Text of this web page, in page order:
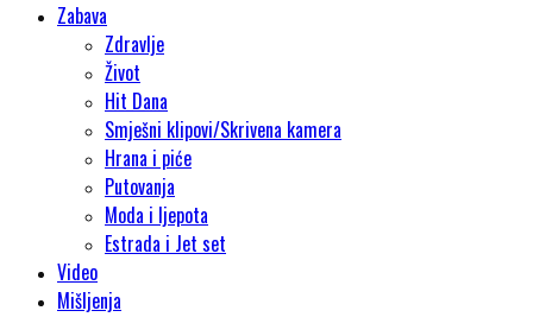
Zabava
Zdravlje
Život
Hit Dana
Smješni klipovi/Skrivena kamera
Hrana i piće
Putovanja
Moda i ljepota
Estrada i Jet set
Video
Mišljenja